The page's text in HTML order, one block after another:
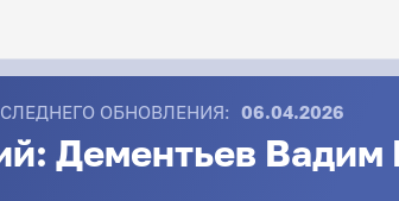
ОБНОВЛЕНИЯ: 06.04.2026
Дементьев Вадим